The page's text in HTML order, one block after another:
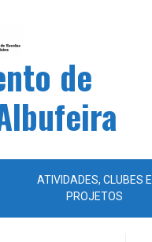
de
ATIVIDADES, CLUBES E
PROJETOS